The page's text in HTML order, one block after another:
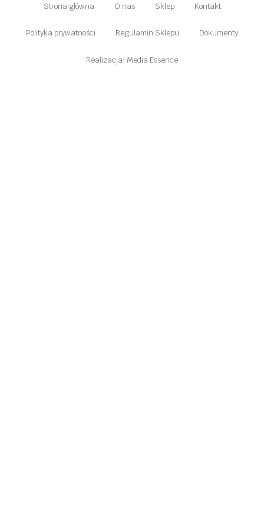
Strona główna O nas Sklep Kontakt
Polityka prywatności Regulamin Sklepu Dokumenty
Realizacja: Media Essence